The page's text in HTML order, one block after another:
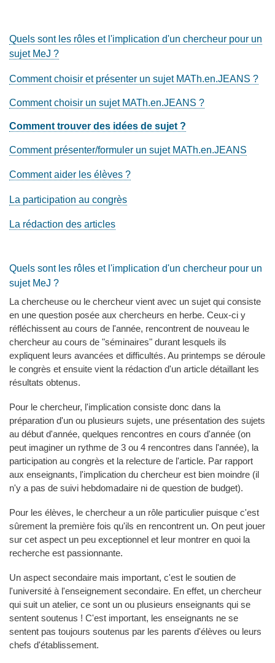
Quels sont les rôles et l'implication d'un chercheur pour un
sujet MeJ ?
Comment choisir et présenter un sujet MATh.en.JEANS ?
Comment choisir un sujet MATh.en.JEANS ?
Comment trouver des idées de sujet ?
Comment présenter/formuler un sujet MATh.en.JEANS
Comment aider les élèves ?
La participation au congrès
La rédaction des articles
Quels sont les rôles et l'implication d'un chercheur pour un
sujet MeJ ?
La chercheuse ou le chercheur vient avec un sujet qui consiste
en une question posée aux chercheurs en herbe. Ceux-ci y
réfléchissent au cours de l'année, rencontrent de nouveau le
chercheur au cours de "séminaires" durant lesquels ils
expliquent leurs avancées et difficultés. Au printemps se déroule
le congrès et ensuite vient la rédaction d'un article détaillant les
résultats obtenus.
Pour le chercheur, l'implication consiste donc dans la
préparation d'un ou plusieurs sujets, une présentation des sujets
au début d'année, quelques rencontres en cours d'année (on
peut imaginer un rythme de 3 ou 4 rencontres dans l'année), la
participation au congrès et la relecture de l'article. Par rapport
aux enseignants, l'implication du chercheur est bien moindre (il
n'y a pas de suivi hebdomadaire ni de question de budget).
Pour les élèves, le chercheur a un rôle particulier puisque c'est
sûrement la première fois qu'ils en rencontrent un. On peut jouer
sur cet aspect un peu exceptionnel et leur montrer en quoi la
recherche est passionnante.
Un aspect secondaire mais important, c'est le soutien de
l'université à l'enseignement secondaire. En effet, un chercheur
qui suit un atelier, ce sont un ou plusieurs enseignants qui se
sentent soutenus ! C'est important, les enseignants ne se
sentent pas toujours soutenus par les parents d'élèves ou leurs
chefs d'établissement.